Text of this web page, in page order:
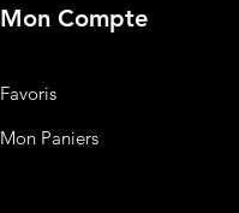
Mon Compte
Favoris
Mon Paniers